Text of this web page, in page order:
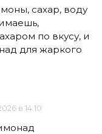
сахар, воду
по вкусу, и
для жаркого
в 14:10